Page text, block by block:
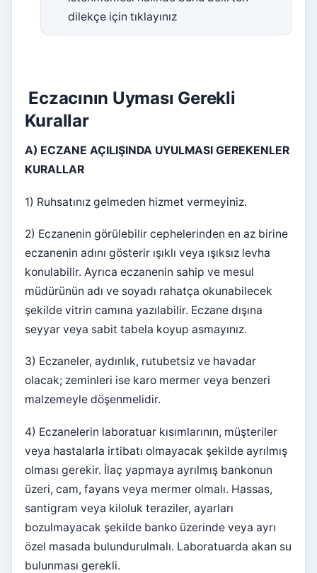
dilekçe için tıklayınız
Eczacının Uyması Gerekli
Kurallar
A) ECZANE AÇILIŞINDA UYULMASI GEREKENLER
KURALLAR
1) Ruhsatınız gelmeden hizmet vermeyiniz.
2) Eczanenin görülebilir cephelerinden en az birine
eczanenin adını gösterir ışıklı veya ışıksız levha
konulabilir. Ayrıca eczanenin sahip ve mesul
müdürünün adı ve soyadı rahatça okunabilecek
şekilde vitrin camına yazılabilir. Eczane dışına
seyyar veya sabit tabela koyup asmayınız.
3) Eczaneler, aydınlık, rutubetsiz ve havadar
olacak; zeminleri ise karo mermer veya benzeri
malzemeyle döşenmelidir.
4) Eczanelerin laboratuar kısımlarının, müşteriler
veya hastalarla irtibatı olmayacak şekilde ayrılmış
olması gerekir. İlaç yapmaya ayrılmış bankonun
üzeri, cam, fayans veya mermer olmalı. Hassas,
santigram veya kiloluk teraziler, ayarları
bozulmayacak şekilde banko üzerinde veya ayrı
özel masada bulundurulmalı. Laboratuarda akan su
bulunması gerekli.